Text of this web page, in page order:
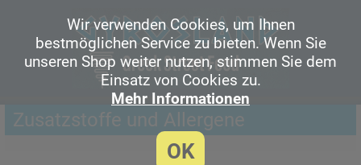
Zusatzstoffe und Allergene
Wir verwenden Cookies, um Ihnen
bestmöglichen Service zu bieten. Wenn Sie
unseren Shop weiter nutzen, stimmen Sie dem
Einsatz von Cookies zu.
Mehr Informationen
OK